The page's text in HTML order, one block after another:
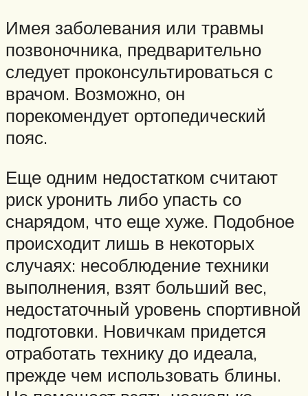
Имея заболевания или травмы
позвоночника, предварительно
следует проконсультироваться с
врачом. Возможно, он
порекомендует ортопедический
пояс.
Еще одним недостатком считают
риск уронить либо упасть со
снарядом, что еще хуже. Подобное
происходит лишь в некоторых
случаях: несоблюдение техники
выполнения, взят больший вес,
недостаточный уровень спортивной
подготовки. Новичкам придется
отработать технику до идеала,
прежде чем использовать блины.